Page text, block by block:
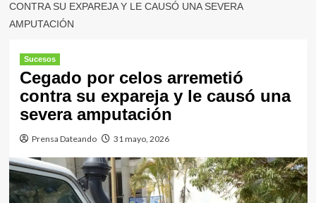
CONTRA SU EXPAREJA Y LE CAUSÓ UNA SEVERA
AMPUTACIÓN
Sucesos
Cegado por celos arremetió
contra su expareja y le causó una
severa amputación
Prensa Dateando 31 mayo, 2026